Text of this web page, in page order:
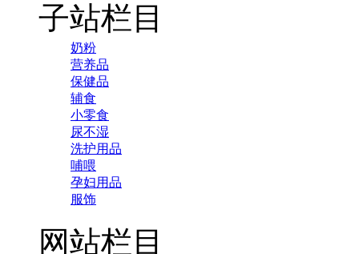
子站栏目
奶粉
营养品
保健品
辅食
小零食
尿不湿
洗护用品
哺喂
孕妇用品
服饰
网站栏目